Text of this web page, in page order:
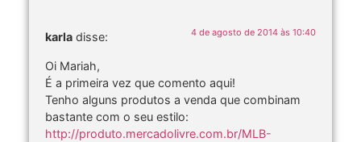
karla disse: 4 de agosto de 2014 às 10:40
Oi Mariah,
É a primeira vez que comento aqui!
Tenho alguns produtos a venda que combinam
bastante com o seu estilo:
http://produto.mercadolivre.com.br/MLB-